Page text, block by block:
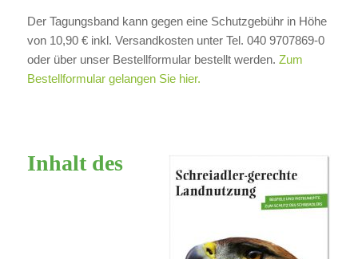
Der Tagungsband kann gegen eine Schutzgebühr in Höhe
von 10,90 € inkl. Versandkosten unter Tel. 040 9707869-0
oder über unser Bestellformular bestellt werden. Zum
Bestellformular gelangen Sie hier.
Inhalt des